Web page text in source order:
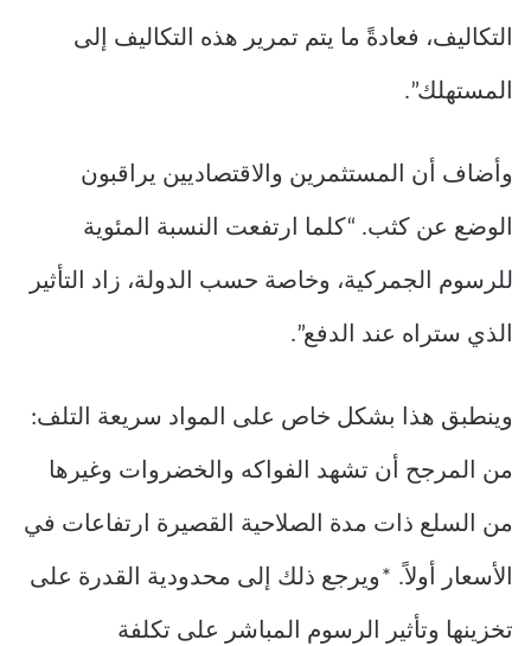
التكاليف، فعادةً ما يتم تمرير هذه التكاليف إلى
المستهلك”.
وأضاف أن المستثمرين والاقتصاديين يراقبون
الوضع عن كثب. “كلما ارتفعت النسبة المئوية
للرسوم الجمركية، وخاصة حسب الدولة، زاد التأثير
الذي ستراه عند الدفع”.
وينطبق هذا بشكل خاص على المواد سريعة التلف:
من المرجح أن تشهد الفواكه والخضروات وغيرها
من السلع ذات مدة الصلاحية القصيرة ارتفاعات في
الأسعار أولاً. *ويرجع ذلك إلى محدودية القدرة على
تخزينها وتأثير الرسوم المباشر على تكلفة